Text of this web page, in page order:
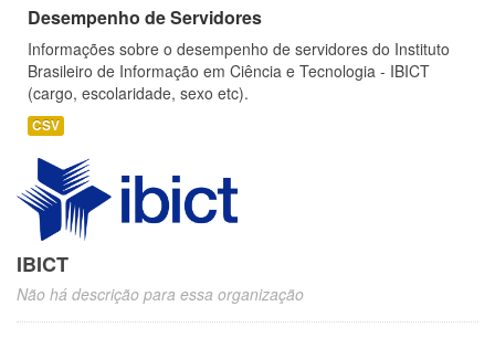
Desempenho de Servidores
Informações sobre o desempenho de servidores do Instituto
Brasileiro de Informação em Ciência e Tecnologia - IBICT
(cargo, escolaridade, sexo etc).
CSV
IBICT
Não há descrição para essa organização